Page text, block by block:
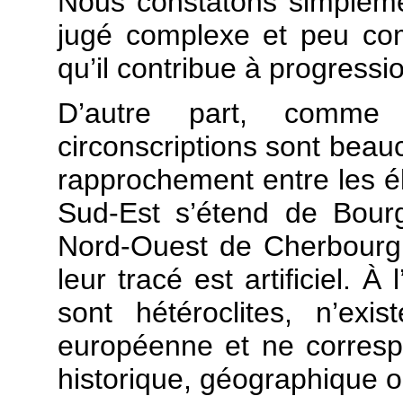
jugé complexe et peu
qu’il contribue à
D’autre part,
circonscriptions sont
rapprochement entre les
Sud-Est s’étend de
Nord-Ouest de
leur tracé est artificiel. À
sont hétéroclites,
européenne et ne
historique, géographique